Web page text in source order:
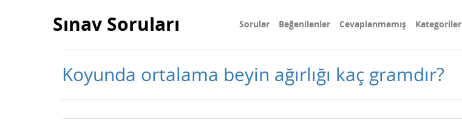
Sınav Soruları Sorular Beğenilenler Cevaplanmamış Kategoriler
Koyunda ortalama beyin ağırlığı kaç gramdır?